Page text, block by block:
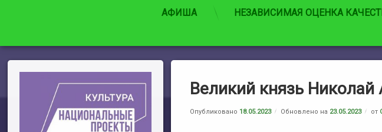
АФИША НЕЗАВИСИМАЯ ОЦЕНКА
Великий князь Николай
Опубликовано 18.05.2023 Обновлено на 23.05.2023 от